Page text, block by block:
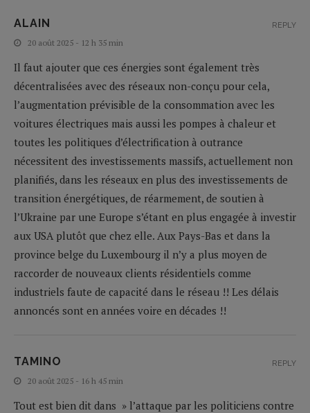
ALAIN
20 août 2025 - 12 h 35 min
Il faut ajouter que ces énergies sont également très
décentralisées avec des réseaux non-conçu pour cela,
l’augmentation prévisible de la consommation avec les
voitures électriques mais aussi les pompes à chaleur et
toutes les politiques d’électrification à outrance
nécessitent des investissements massifs, actuellement non
planifiés, dans les réseaux en plus des investissements de
transition énergétiques, de réarmement, de soutien à
l’Ukraine par une Europe s’étant en plus engagée à investir
aux USA plutôt que chez elle. Aux Pays-Bas et dans la
province belge du Luxembourg il n’y a plus moyen de
raccorder de nouveaux clients résidentiels comme
industriels faute de capacité dans le réseau !! Les délais
annoncés sont en années voire en décades !!
REPLY
TAMINO
20 août 2025 - 16 h 45 min
Tout est bien dit dans » l’attaque par les politiciens contre
REPLY